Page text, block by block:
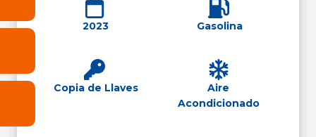
2023 Gasolina
Copia de Llaves
Aire
Acondicionado